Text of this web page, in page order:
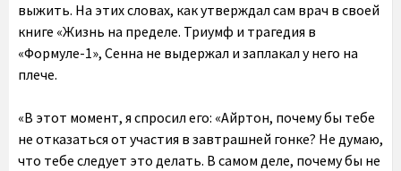
выжить. На этих словах, как утверждал сам врач в своей
книге «Жизнь на пределе. Триумф и трагедия в
«Формуле-1», Сенна не выдержал и заплакал у него на
плече.
«В этот момент, я спросил его: «Айртон, почему бы тебе
не отказаться от участия в завтрашней гонке? Не думаю,
что тебе следует это делать. В самом деле, почему бы не